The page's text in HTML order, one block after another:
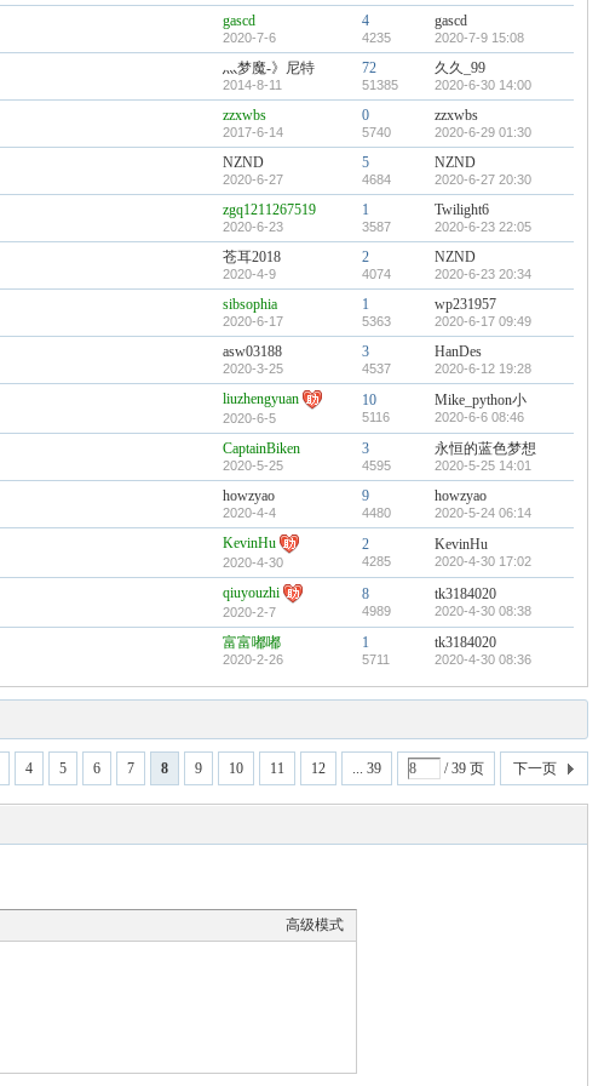
gascd
2020-7-6
4
4235
gascd
2020-7-9 15:08
灬梦魔-》尼特
2014-8-11
72
51385
久久_99
2020-6-30 14:00
zzxwbs
2017-6-14
0
5740
zzxwbs
2020-6-29 01:30
NZND
2020-6-27
5
4684
NZND
2020-6-27 20:30
zgq1211267519
2020-6-23
1
3587
Twilight6
2020-6-23 22:05
苍耳2018
2020-4-9
2
4074
NZND
2020-6-23 20:34
sibsophia
2020-6-17
1
5363
wp231957
2020-6-17 09:49
asw03188
2020-3-25
3
4537
HanDes
2020-6-12 19:28
liuzhengyuan
2020-6-5
10
5116
Mike_python小
2020-6-6 08:46
CaptainBiken
2020-5-25
3
4595
永恒的蓝色梦想
2020-5-25 14:01
howzyao
2020-4-4
9
4480
howzyao
2020-5-24 06:14
KevinHu
2020-4-30
2
4285
KevinHu
2020-4-30 17:02
qiuyouzhi
2020-2-7
8
4989
tk3184020
2020-4-30 08:38
富富嘟嘟
2020-2-26
1
5711
tk3184020
2020-4-30 08:36
4 5 6 7 8 9 10 11 12 ... 39 / 39 页 下一页
高级模式